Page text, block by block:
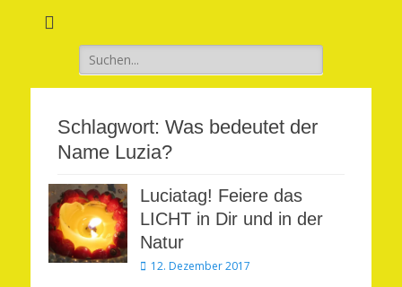
Suchen
nach:
Schlagwort: Was bedeutet der
Name Luzia?
Luciatag! Feiere das
LICHT in Dir und in der
Natur
Veröffentlicht
12. Dezember 2017